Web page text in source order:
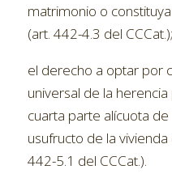
matrimonio o
(art. 442-4.3 del CCCat.);
el derecho a optar por
universal de la
cuarta parte alícuota
usufructo de la
442-5.1 del CCCat.).